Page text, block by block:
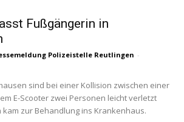
Fußgängerin in
Polizeistelle Reutlingen -
sind bei einer Kollision zwischen einer
E-Scooter zwei Personen leicht verletzt
zur Behandlung ins Krankenhaus.